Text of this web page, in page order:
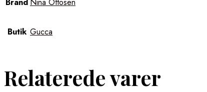
Brand Nina Ottosen
Butik Gucca
Relaterede varer